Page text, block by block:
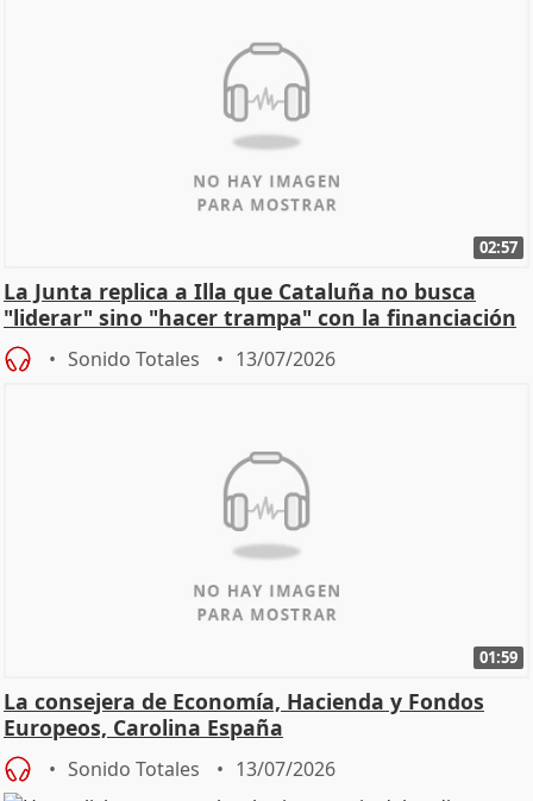
02:57
La Junta replica a Illa que Cataluña no busca
"liderar" sino "hacer trampa" con la financiación
Sonido Totales 13/07/2026
01:59
La consejera de Economía, Hacienda y Fondos
Europeos, Carolina España
Sonido Totales 13/07/2026